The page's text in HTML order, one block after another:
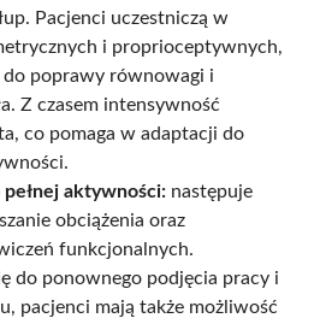
Pacjenci uczestniczą w
i proprioceptywnych,
do poprawy równowagi i
Z czasem intensywność
co pomaga w adaptacji do
aktywności: następuje
obciążenia oraz
funkcjonalnych.
do ponownego podjęcia pracy i
pacjenci mają także możliwość